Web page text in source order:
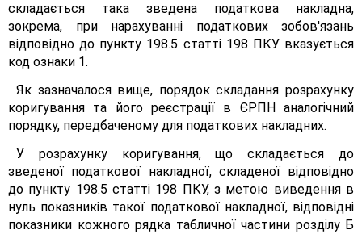
складається така зведена податкова накладна,
зокрема, при нарахуванні податкових зобов'язань
відповідно до пункту 198.5 статті 198 ПКУ вказується
код ознаки 1.
Як зазначалося вище, порядок складання розрахунку
коригування та його реєстрації в ЄРПН аналогічний
порядку, передбаченому для податкових накладних.
У розрахунку коригування, що складається до
зведеної податкової накладної, складеної відповідно
до пункту 198.5 статті 198 ПКУ, з метою виведення в
нуль показників такої податкової накладної, відповідні
показники кожного рядка табличної частини розділу Б